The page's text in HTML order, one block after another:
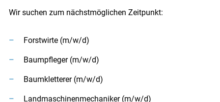
Wir suchen zum nächstmöglichen Zeitpunkt:
Forstwirte (m/w/d)
Baumpfleger (m/w/d)
Baumkletterer (m/w/d)
Landmaschinenmechaniker (m/w/d)